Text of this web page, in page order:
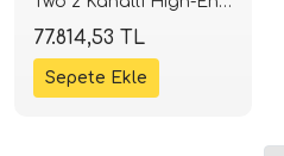
Amplifikatör | 2 x 60W
RMS | 100dB | SPLHIFI
77.814,53 TL